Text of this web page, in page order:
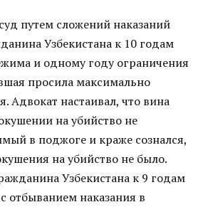
путем сложений наказаний
Узбекистана к 10 годам
и одному году ограничения
просила максимально
Адвокат настаивал, что вина
на убийство не
в поджоге и краже сознался,
на убийство не было.
Узбекистана к 9 годам
отбыванием наказания в